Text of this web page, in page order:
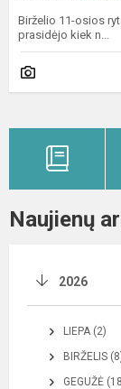
Birželio 11-osios
prasidėjo kiek n...
Naujienų
2026
LIEPA (2)
BIRŽELIS
GEGUŽĖ